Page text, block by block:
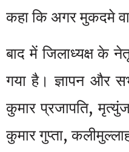
कहा कि अगर मुकदमे
बाद में जिलाध्यक्ष के
गया है। ज्ञापन और
कुमार प्रजापति,
कुमार गुप्ता,